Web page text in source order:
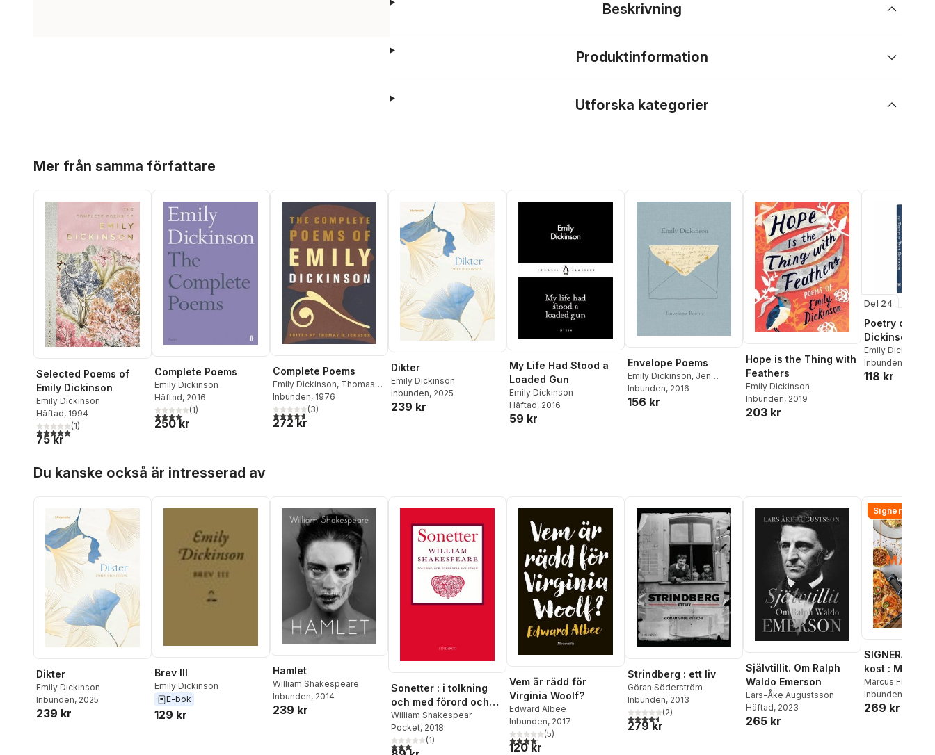
Beskrivning
Produktinformation
Utforska kategorier
Mer från samma författare
Selected Poems of
Emily Dickinson
Emily Dickinson
Häftad, 1994
5,0utav 5 stjärnor. Totalt antal röster:
(1)
75 kr
Complete Poems
Emily Dickinson
Häftad, 2016
4,0utav 5 stjärnor. Totalt antal röster:
(1)
250 kr
Complete Poems
Emily Dickinson, Thomas
Herbert Johnson
Inbunden, 1976
4,7utav 5 stjärnor. Totalt antal röster:
(3)
272 kr
Dikter
Emily Dickinson
Inbunden, 2025
239 kr
My Life Had Stood a
Loaded Gun
Emily Dickinson
Häftad, 2016
59 kr
Envelope Poems
Emily Dickinson, Jen
Bervin,Marta Werner
Inbunden, 2016
156 kr
Hope is the Thing with
Feathers
Emily Dickinson
Inbunden, 2019
203 kr
Del 24
Poetry of
Dickinson
Emily Dickinson
Inbunden
118 kr
Du kanske också är intresserad av
Dikter
Emily Dickinson
Inbunden, 2025
239 kr
Brev III
Emily Dickinson
E-bok
129 kr
Hamlet
William Shakespeare
Inbunden, 2014
239 kr
Sonetter : i tolkning
och med förord och
kommentarer av Eva
Ström
William Shakespear
Pocket, 2018
3,0utav 5 stjärnor. Totalt antal röster:
(1)
Vem är rädd för
Virginia Woolf?
Edward Albee
Inbunden, 2017
4,2utav 5 stjärnor. Totalt antal röster:
(5)
120 kr
Strindberg : ett liv
Göran Söderström
Inbunden, 2013
4,5utav 5 stjärnor. Totalt antal röster:
(2)
279 kr
Självtillit. Om Ralph
Waldo Emerson
Lars-Åke Augustsson
Häftad, 2023
265 kr
Signerad!
SIGNERAD -
kost :
matlådor
Marcus Frank
Inbunden
269 kr